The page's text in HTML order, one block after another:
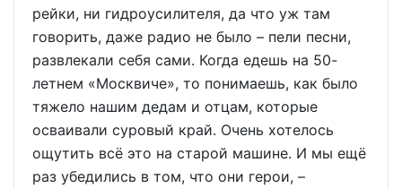
рейки, ни гидроусилителя, да что уж там
говорить, даже радио не было – пели песни,
развлекали себя сами. Когда едешь на 50-
летнем «Москвиче», то понимаешь, как было
тяжело нашим дедам и отцам, которые
осваивали суровый край. Очень хотелось
ощутить всё это на старой машине. И мы ещё
раз убедились в том, что они герои, –